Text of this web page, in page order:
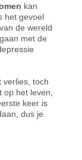
kan
het gevoel
de wereld
met de
verlies, toch
het leven,
keer is
dus je